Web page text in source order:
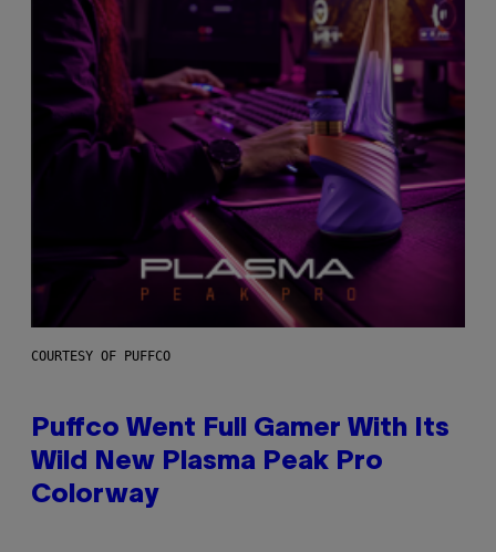
COURTESY OF PUFFCO
Puffco Went Full Gamer With Its
Wild New Plasma Peak Pro
Colorway